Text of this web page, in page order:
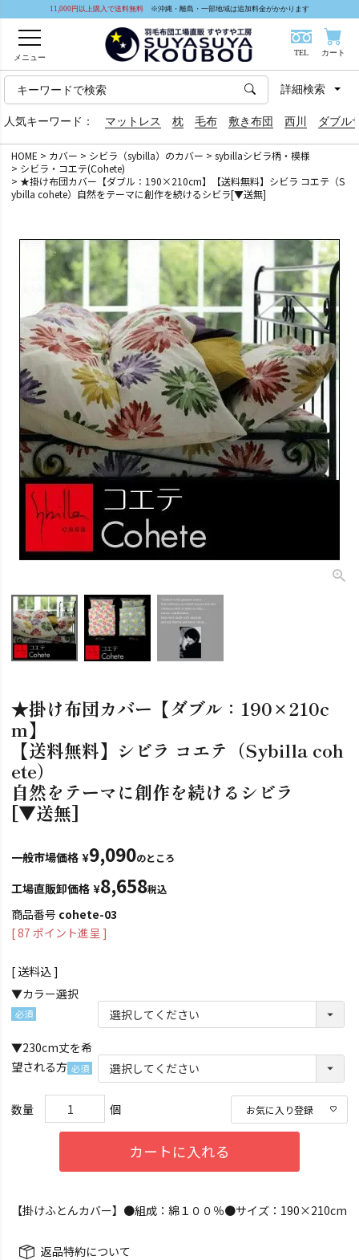
11,000円以上購入で送料無料 ※沖縄・離島・一部地域は追加料金がかかります
メニュー
TEL カート
人気キーワード： マットレス 枕 毛布 敷き布団 西川 ダブル
詳細検索
HOME カバー シビラ（sybilla）のカバー
sybillaシビラ柄・模様
シビラ・コエテ(Cohete)
★掛け布団カバー【ダブル：190×210cm】【送料無料】シビラ コエテ（S
ybilla cohete）自然をテーマに創作を続けるシビラ[▼送無]
★掛け布団カバー【ダブル：190×210c
m】
【送料無料】シビラ コエテ（Sybilla coh
ete）
自然をテーマに創作を続けるシビラ
[▼送無]
一般市場価格 ¥9,090のところ
工場直販卸価格 ¥8,658税込
商品番号 cohete-03
[87 ポイント進呈 ]
送料込
▼カラー選択
須)
▼230cm丈を希
望される方
須)
お気に入り登録
カートに入れる
【掛けふとんカバー】●組成：綿１００％●サイズ：190×210cm
返品特約について